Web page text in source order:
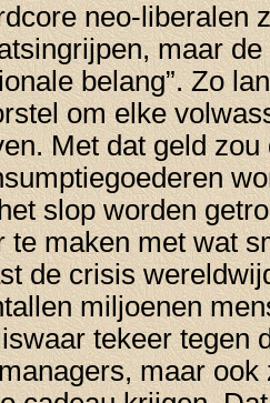
neo-liberalen
maar
belang”. Zo
om elke
Met dat geld zou
slop worden
te maken met wat
de crisis
miljoenen
tekeer tegen
maar